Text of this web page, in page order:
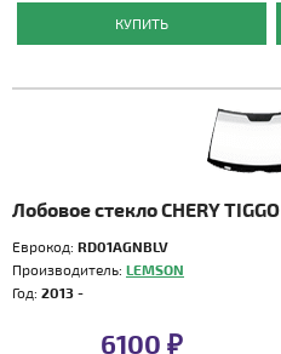
КУПИТЬ
Лобовое стекло CHERY TIGGO
Еврокод: RD01AGNBLV
Производитель: LEMSON
Год: 2013 -
6100 ₽